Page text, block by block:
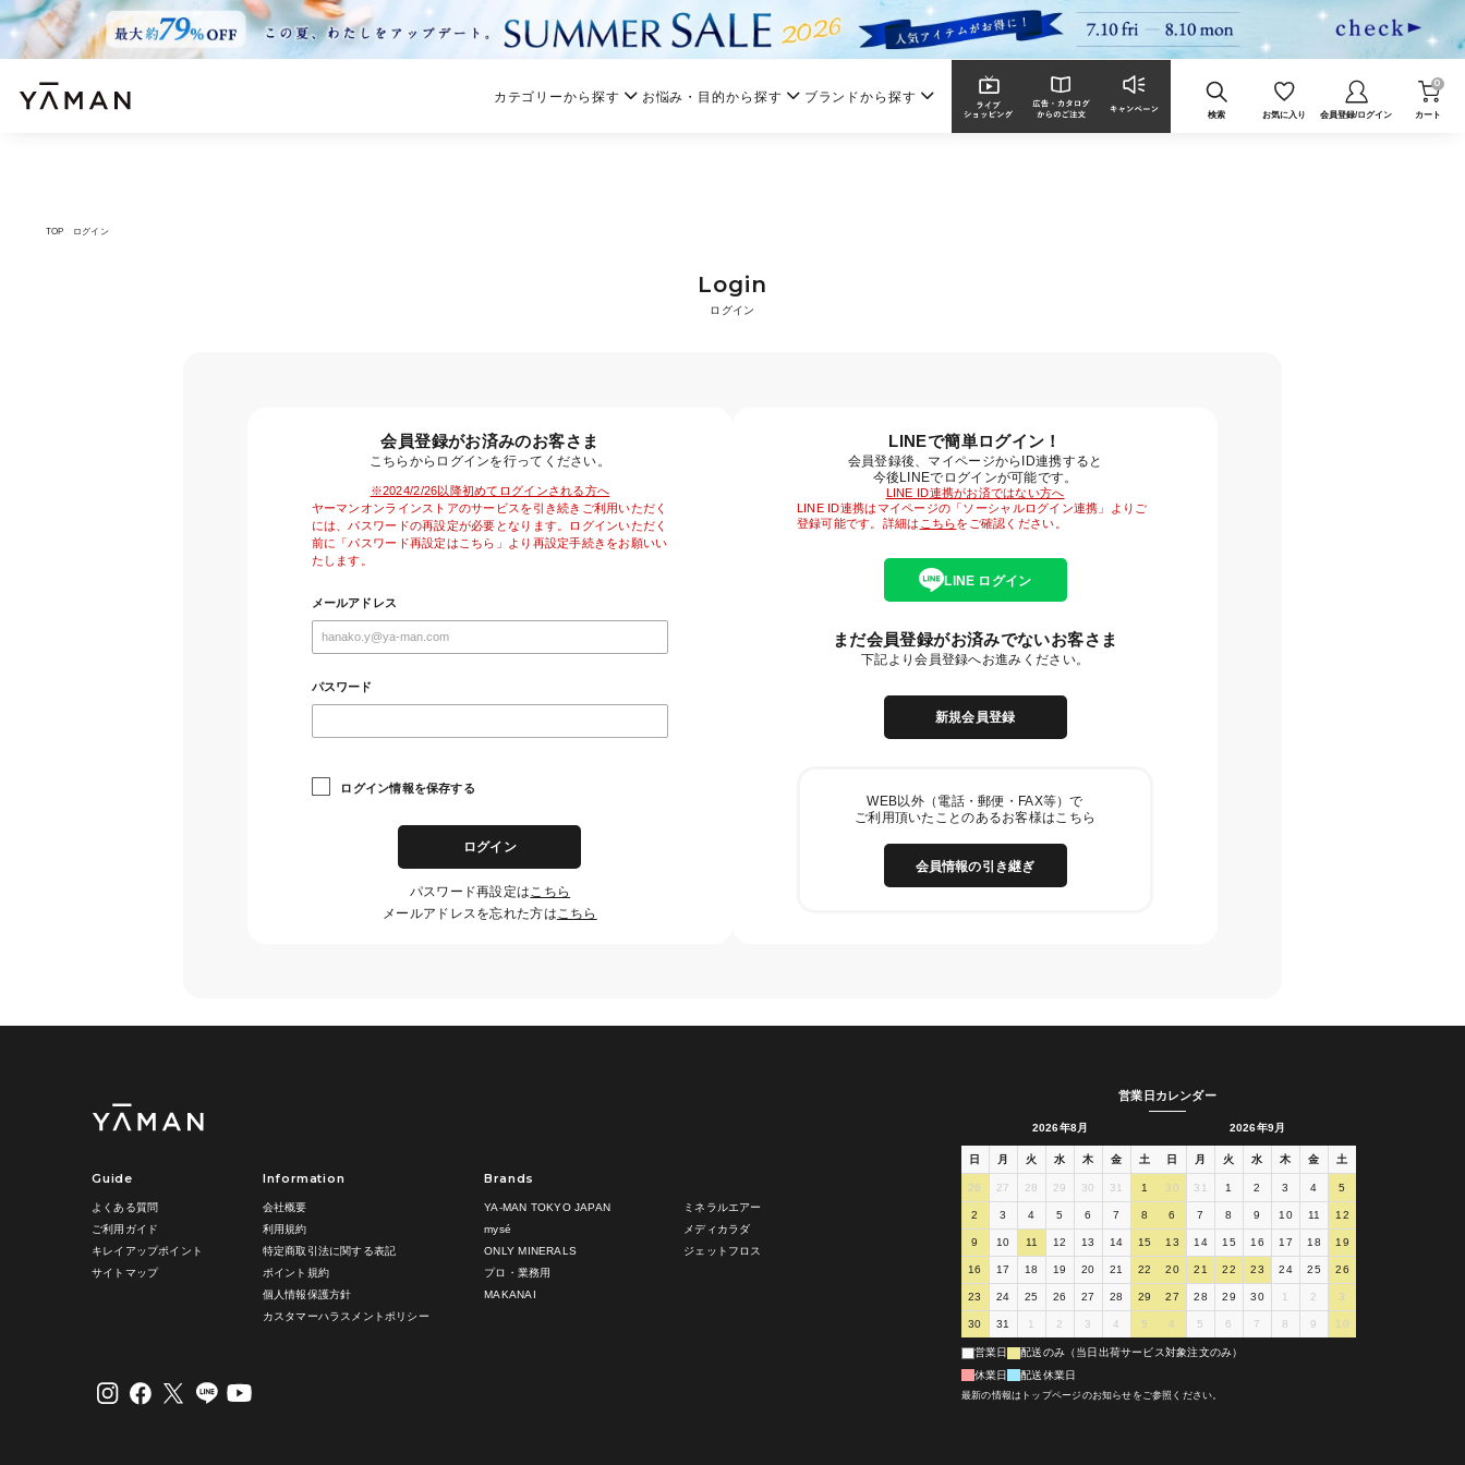
カテゴリーから探す お悩み・目的から探す ブランドから探す
検索 お気に入り 会員登録/ログイン カート
0
TOP ログイン
Login
ログイン
会員登録がお済みのお客さま
こちらからログインを行ってください。
※2024/2/26以降初めてログインされる方へ
ヤーマンオンラインストアのサービスを引き続きご利用いただく
には、パスワードの再設定が必要となります。ログインいただく
前に「パスワード再設定はこちら」より再設定手続きをお願いい
たします。
メールアドレス
パスワード
ログイン情報を保存する
ログイン
パスワード再設定は こちら
メールアドレスを忘れた方は こちら
LINEで簡単ログイン！
会員登録後、マイページからID連携すると
今後LINEでログインが可能です。
LINE ID連携がお済ではない方へ
LINE ID連携はマイページの「ソーシャルログイン連携」よりご
登録可能です。詳細は こちらをご確認ください。
LINE ログイン
まだ会員登録がお済みでないお客さま
下記より会員登録へお進みください。
新規会員登録
WEB以外（電話・郵便・FAX等）で
ご利用頂いたことのあるお客様はこちら
会員情報の引き継ぎ
Guide
よくある質問
ご利用ガイド
キレイアップポイント
サイトマップ
Information
会社概要
利用規約
特定商取引法に関する表記
ポイント規約
個人情報保護方針
カスタマーハラスメントポリシー
Brands
YA-MAN TOKYO JAPAN
mysé
ONLY MINERALS
プロ・業務用
MAKANAI
ミネラルエアー
メディカラダ
ジェットフロス
営業日カレンダー
2026年8月
日 月 火 水 木 金 土
26 27 28 29 30 31 1
2 3 4 5 6 7 8
9 10 11 12 13 14 15
16 17 18 19 20 21 22
23 24 25 26 27 28 29
30 31 1 2 3 4 5
2026年9月
日 月 火 水 木 金 土
30 31 1 2 3 4 5
6 7 8 9 10 11 12
13 14 15 16 17 18 19
20 21 22 23 24 25 26
27 28 29 30 1 2 3
4 5 6 7 8 9 10
営業日
配送のみ（当日出荷サービス対象注文のみ）
休業日
配送休業日
最新の情報はトップページのお知らせをご参照ください。